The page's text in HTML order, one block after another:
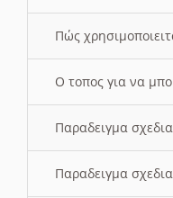
Πώς
O τοπος για να
Παραδειγμα
Παραδειγμα